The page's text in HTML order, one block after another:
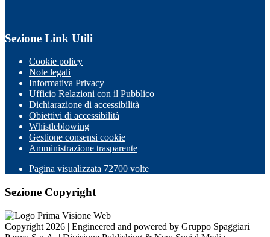
Sezione Link Utili
Cookie policy
Note legali
Informativa Privacy
Ufficio Relazioni con il Pubblico
Dichiarazione di accessibilità
Obiettivi di accessibilità
Whistleblowing
Gestione consensi cookie
Amministrazione trasparente
Pagina visualizzata 72700 volte
Sezione Copyright
Copyright 2026 | Engineered and powered by Gruppo Spaggiari